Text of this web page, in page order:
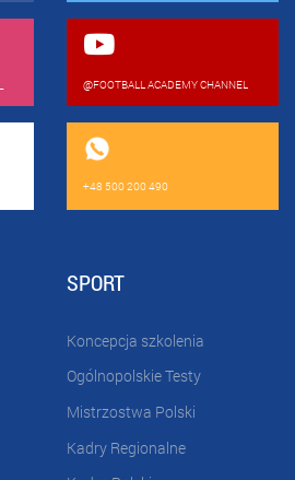
@FOOTBALL ACADEMY CHANNEL
+48 500 200 490
SPORT
Koncepcja szkolenia
Ogólnopolskie Testy
Mistrzostwa Polski
Kadry Regionalne